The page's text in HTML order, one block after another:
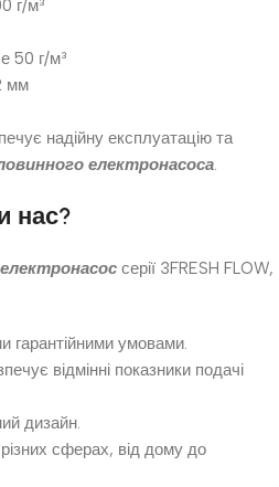
г/м³
50 г/м³
мм
надійну експлуатацію та
електронасоса.
нас?
серії 3FRESH FLOW,
гарантійними умовами.
відмінні показники подачі
дизайн.
сферах, від дому до